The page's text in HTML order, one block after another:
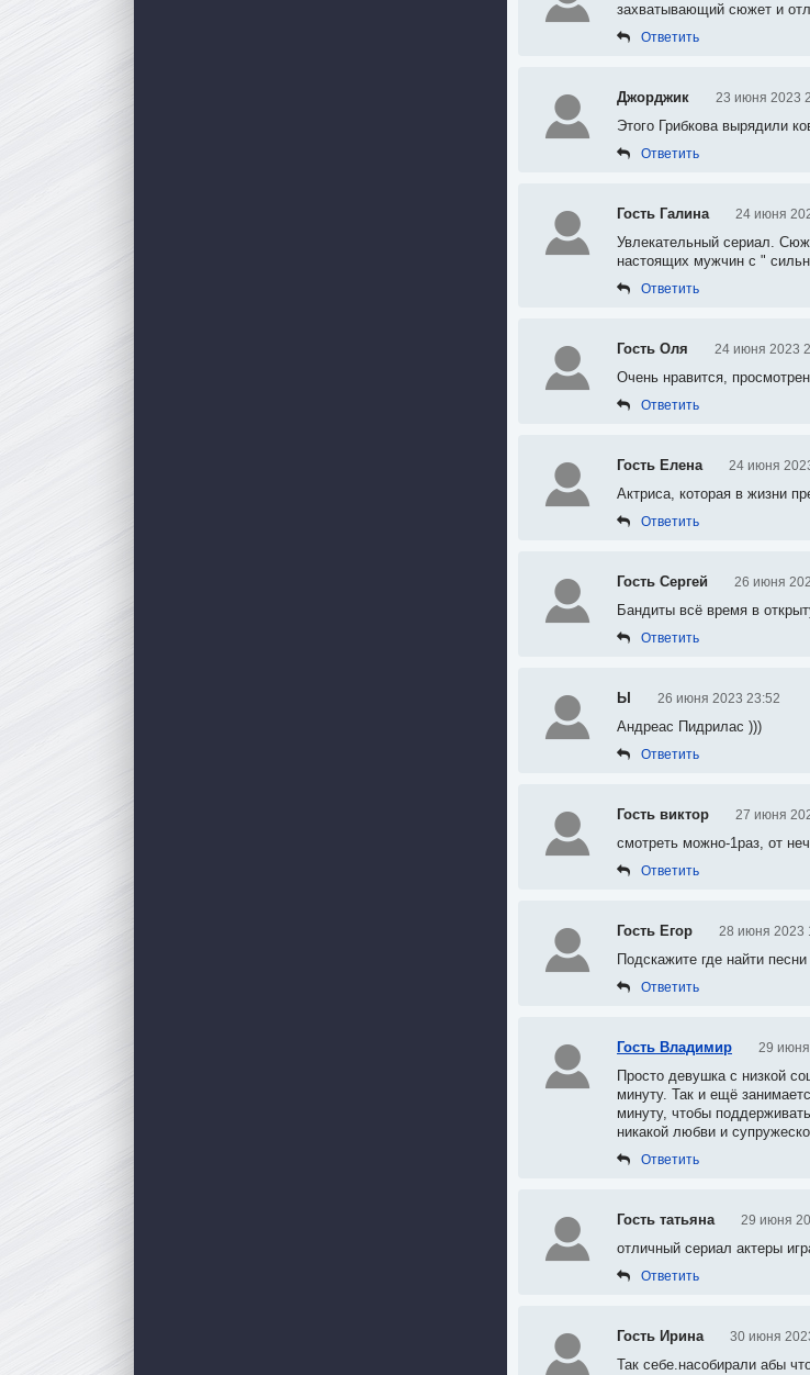
захватывающий сюжет и
Ответить
Джорджик 23 июня 2023
Этого Грибкова вырядили
Ответить
Гость Галина 24 июня
Увлекательный сериал.
настоящих мужчин с "
Ответить
Гость Оля 24 июня 2023
Очень нравится,
Ответить
Гость Елена 24 июня
Актриса, которая в жизни
Ответить
Гость Сергей 26 июня
Бандиты всё время в
Ответить
Ы 26 июня 2023 23:52
Андреас Пидрилас )))
Ответить
Гость виктор 27 июня
смотреть можно-1раз, от
Ответить
Гость Егор 28 июня 2023
Подскажите где найти
Ответить
Гость Владимир 29
Просто девушка с низкой
минуту. Так и ещё
минуту, чтобы
никакой любви и
Ответить
Гость татьяна 29 июня
отличный сериал актеры
Ответить
Гость Ирина 30 июня
Так себе.насобирали абы